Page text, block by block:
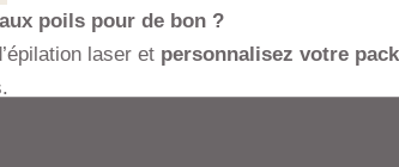
poils pour de bon ?
laser et personnalisez votre
dès maintenant en ligne